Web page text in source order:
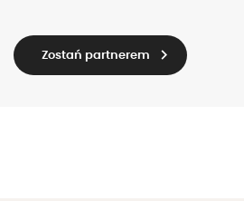
Zostań partnerem keyboard_arrow_right